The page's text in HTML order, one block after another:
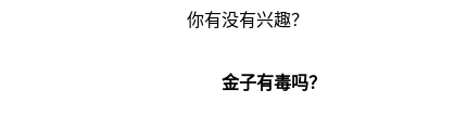
你有没有兴趣？
金子有毒吗？